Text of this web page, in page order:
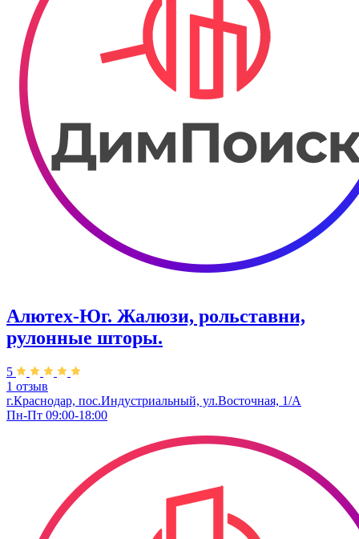
Алютех-Юг. Жалюзи, рольставни,
рулонные шторы.
5
1 отзыв
г.Краснодар, пос.Индустриальный, ул.Восточная, 1/А
Пн-Пт 09:00-18:00